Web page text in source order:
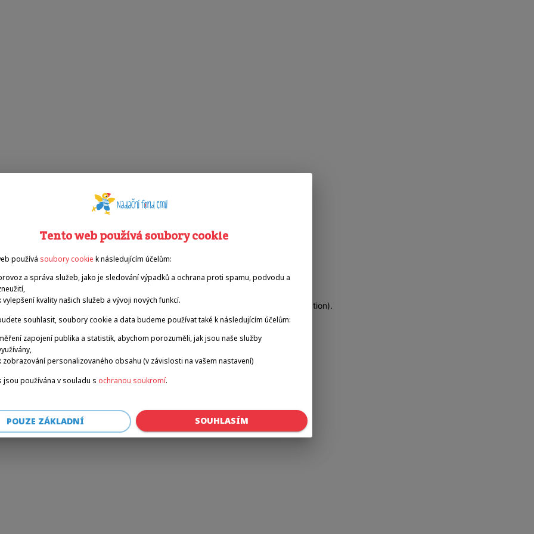
a client-side exception has occurred (see the browser console for more information).
Tento web používá soubory cookie
používá soubory cookie k následujícím účelům:
a správa služeb, jako je sledování výpadků a ochrana proti spamu, podvodu a
vylepšení kvality našich služeb a vývoji nových funkcí.
souhlasit, soubory cookie a data budeme používat také k následujícím účelům:
zapojení publika a statistik, abychom porozuměli, jak jsou naše služby
zobrazování personalizovaného obsahu (v závislosti na vašem nastavení)
jsou používána v souladu s ochranou soukromí.
POUZE ZÁKLADNÍ SOUHLASÍM